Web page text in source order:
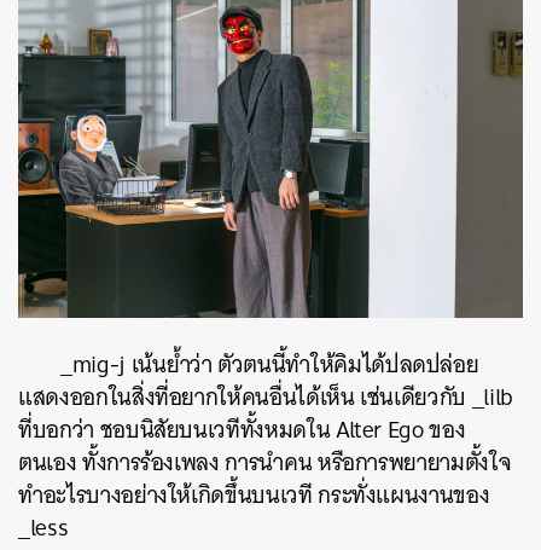
_mig-j เน้นย้ำว่า ตัวตนนี้ทำให้คิมได้ปลดปล่อย
แสดงออกในสิ่งที่อยากให้คนอื่นได้เห็น เช่นเดียวกับ _lilb
ที่บอกว่า ชอบนิสัยบนเวทีทั้งหมดใน Alter Ego ของ
ตนเอง ทั้งการร้องเพลง การนำคน หรือการพยายามตั้งใจ
ทำอะไรบางอย่างให้เกิดขึ้นบนเวที กระทั่งแผนงานของ
_less